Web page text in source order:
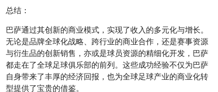
总结：
巴萨通过其创新的商业模式，实现了收入的多元化与增长。
无论是品牌全球化战略、跨行业的商业合作，还是赛事资源
与衍生品的创新销售，亦或是球员资源的精细化开发，巴萨
都走在了全球足球俱乐部的前列。这些成功经验不仅为巴萨
自身带来了丰厚的经济回报，也为全球足球产业的商业化转
型提供了宝贵的借鉴。